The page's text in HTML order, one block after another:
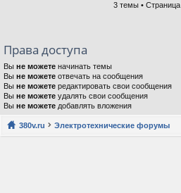
3 темы • Страница
Права доступа
Вы не можете начинать темы
Вы не можете отвечать на сообщения
Вы не можете редактировать свои сообщения
Вы не можете удалять свои сообщения
Вы не можете добавлять вложения
380v.ru Электротехнические форумы